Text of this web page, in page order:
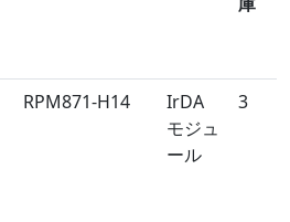
RPM871-H14
IrDA
モジュ
ール
3